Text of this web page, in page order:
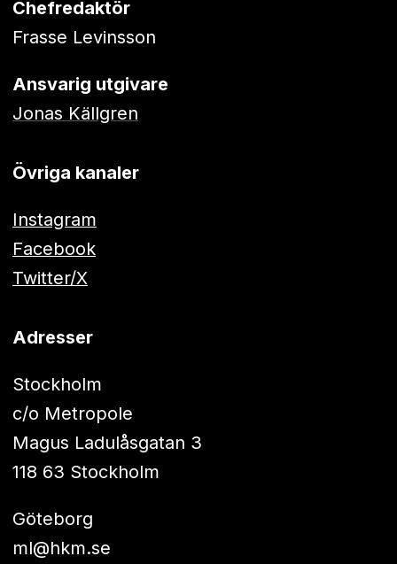
Chefredaktör
Frasse Levinsson
Ansvarig utgivare
Jonas Källgren
Övriga kanaler
Instagram
Facebook
Twitter/X
Adresser
Stockholm
c/o Metropole
Magus Ladulåsgatan 3
118 63 Stockholm
Göteborg
ml@hkm.se